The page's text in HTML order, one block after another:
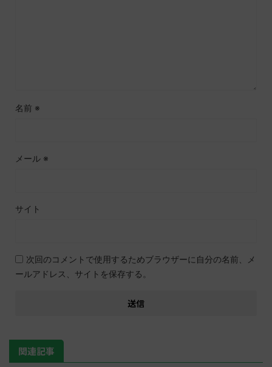
名前 ※
メール ※
サイト
次回のコメントで使用するためブラウザーに自分の名前、メ
ールアドレス、サイトを保存する。
関連記事